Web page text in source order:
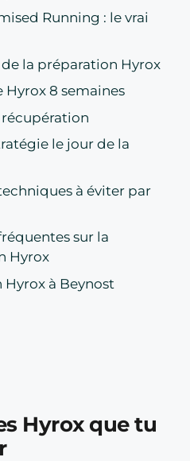
Running : le vrai
de la préparation Hyrox
Hyrox 8 semaines
le jour de la
à éviter par
sur la
Hyrox
Hyrox à Beynost
Hyrox que tu